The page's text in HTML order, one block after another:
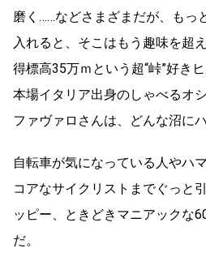
磨く……などさまざまだが、もっ
入れると、そこはもう趣味を超
得標高35万ｍという超“峠”好き
本場イタリア出身のしゃべるオ
ファヴァロさんは、どんな沼に
自転車が気になっている人やハ
コアなサイクリストまでぐっと
ッピー、ときどきマニアックな
だ。